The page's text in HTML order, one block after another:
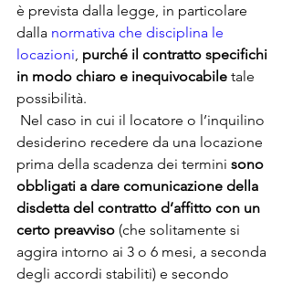
è prevista dalla legge, in particolare
dalla normativa che disciplina le
locazioni purché il contratto specifichi
in modo chiaro e inequivocabile tale
possibilità.
desiderino recedere da una locazione
prima della scadenza dei termini sono
obbligati a dare comunicazione della
disdetta del contratto d’affitto con un
certo preavviso (che solitamente si
aggira intorno ai 3 o 6 mesi, a seconda
degli accordi stabiliti) e secondo